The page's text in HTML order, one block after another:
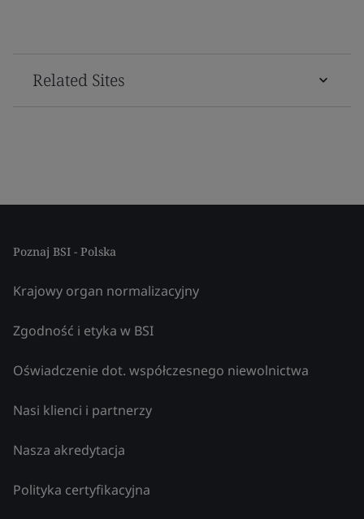
Related Sites
Poznaj BSI - Polska
Krajowy organ normalizacyjny
Zgodność i etyka w BSI
Oświadczenie dot. współczesnego niewolnictwa
Nasi klienci i partnerzy
Nasza akredytacja
Polityka certyfikacyjna